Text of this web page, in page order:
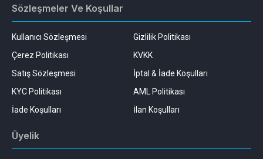
Sözleşmeler Ve Koşullar
Kullanıcı Sözleşmesi
Gizlilik Politikası
Çerez Politikası
KVKK
Satış Sözleşmesi
İptal & İade Koşulları
KYC Politikası
AML Politikası
İade Koşulları
İlan Koşulları
Üyelik